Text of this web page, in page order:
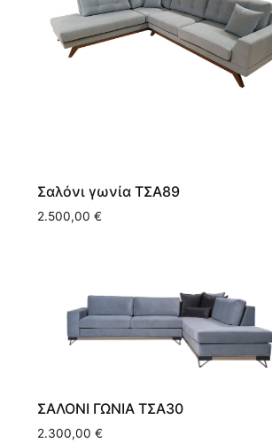
Σαλόνι γωνία ΤΣΑ89
2.500,00 €
ΣΑΛΟΝΙ ΓΩΝΙΑ ΤΣΑ30
2.300,00 €